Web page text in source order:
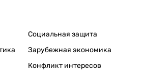
Социальная защита
Зарубежная экономика
Конфликт интересов